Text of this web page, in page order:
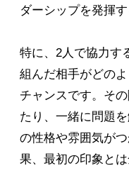
ダーシップを発揮
特に、2人で協力す
組んだ相手がどの
チャンスです。そ
たり、一緒に問題
の性格や雰囲気が
果、最初の印象と